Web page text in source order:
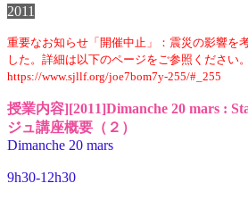
2011
重要なお知らせ「開催中止」：震災の影響を
した。詳細は以下のページをご参照ください。
https://www.sjllf.org/joe7bom7y-255/#_255
授業内容][2011]Dimanche 20 mars :
ジュ講座概要（２）
Dimanche 20 mars
9h30-12h30